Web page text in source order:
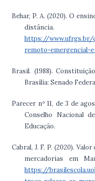
Behar, P. A. (2020). O
distância.
https://
remoto-emergencial-
Brasil. (1988).
Brasília: Senado
Parecer nº 11, de 3 de
Conselho Nacional
Educação.
Cabral, J. F. P. (2020).
mercadorias em
https://